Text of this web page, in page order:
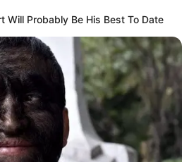
Will Probably Be His Best To Date